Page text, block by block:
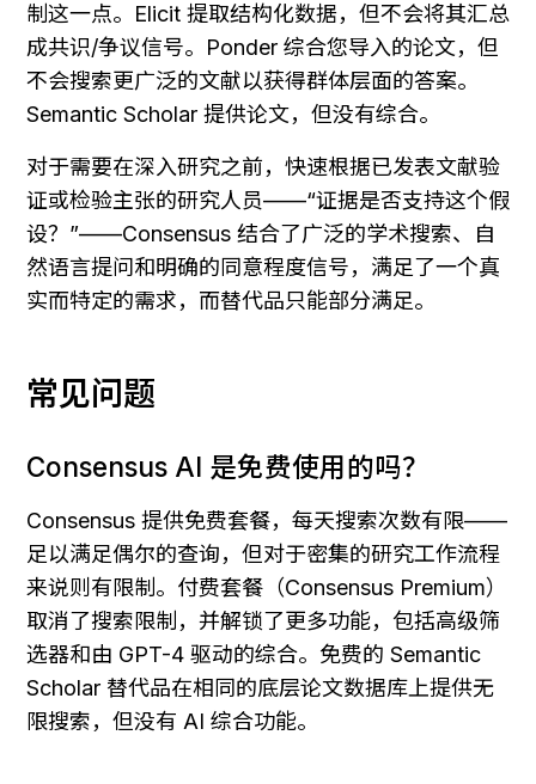
制这一点。Elicit 提取结构化数据，但不会将其汇总
成共识/争议信号。Ponder 综合您导入的论文，但
不会搜索更广泛的文献以获得群体层面的答案。
Semantic Scholar 提供论文，但没有综合。
对于需要在深入研究之前，快速根据已发表文献验
证或检验主张的研究人员——“证据是否支持这个假
设？”——Consensus 结合了广泛的学术搜索、自
然语言提问和明确的同意程度信号，满足了一个真
实而特定的需求，而替代品只能部分满足。
常见问题
Consensus AI 是免费使用的吗？
Consensus 提供免费套餐，每天搜索次数有限——
足以满足偶尔的查询，但对于密集的研究工作流程
来说则有限制。付费套餐（Consensus Premium）
取消了搜索限制，并解锁了更多功能，包括高级筛
选器和由 GPT-4 驱动的综合。免费的 Semantic
Scholar 替代品在相同的底层论文数据库上提供无
限搜索，但没有 AI 综合功能。